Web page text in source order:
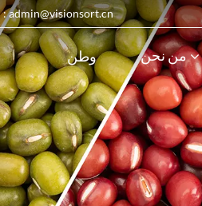
البريد الإلكتروني : admin@visionsort.cn
وطن من نحن